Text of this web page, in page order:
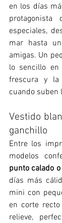
en los días
especiales,
mar hasta
amigas. Un
lo sencillo en
frescura y la
cuando suben
Vestido
ganchillo
Entre los
modelos
punto calado
días más
mini con
en corte
relieve,